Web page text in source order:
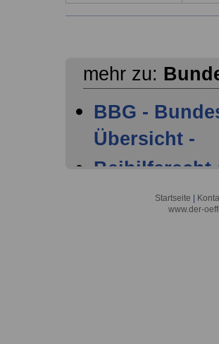
mehr zu:
BBG -
Übersicht -
Beihilferecht
Startseite
www.der-